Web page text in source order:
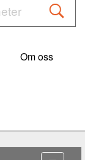
Om oss